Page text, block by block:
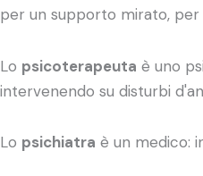
per un supporto mirato,
Lo psicoterapeuta è uno
intervenendo su disturbi
Lo psichiatra è un medico: